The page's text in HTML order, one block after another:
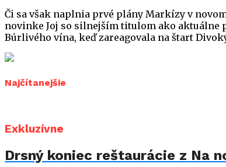
Či sa však naplnia prvé plány Markízy v
novinke Joj so silnejším titulom ako
Búrlivého vína, keď zareagovala na štart
Najčítanejšie
Exkluzívne
Drsný koniec reštaurácie z Na